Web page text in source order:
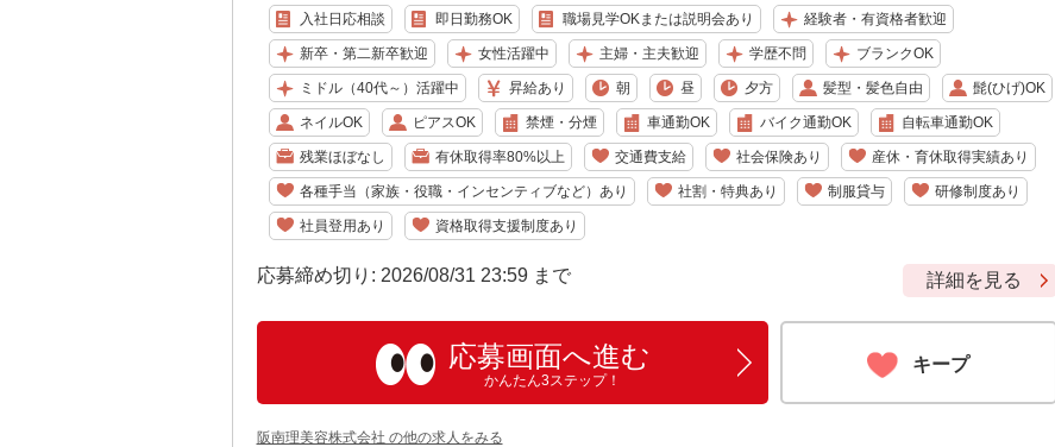
入社日応相談 即日勤務OK 職場見学OKまたは説明会あり 経験者・有資格者歓迎
新卒・第二新卒歓迎 女性活躍中 主婦・主夫歓迎 学歴不問 ブランクOK
ミドル（40代～）活躍中 昇給あり 朝 昼 夕方 髪型・髪色自由 髭(ひげ)OK
ネイルOK ピアスOK 禁煙・分煙 車通勤OK バイク通勤OK 自転車通勤OK
残業ほぼなし 有休取得率80%以上 交通費支給 社会保険あり 産休・育休取得実績あり
各種手当（家族・役職・インセンティブなど）あり 社割・特典あり 制服貸与 研修制度あり
社員登用あり 資格取得支援制度あり
応募締め切り: 2026/08/31 23:59 まで 詳細を見る
応募画面へ進む
かんたん3ステップ！
キープ
阪南理美容株式会社 の他の求人をみる